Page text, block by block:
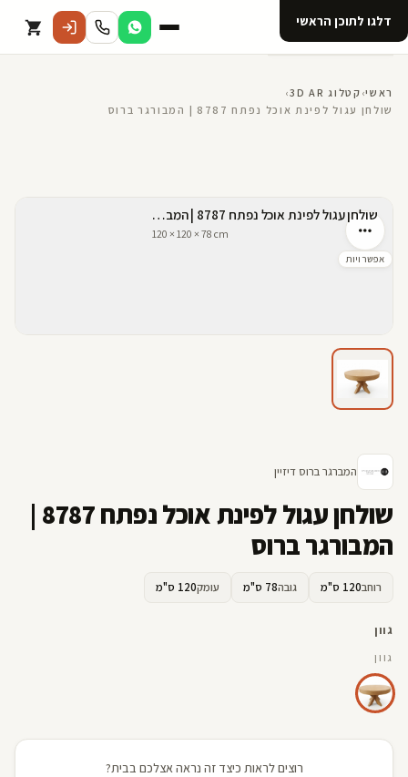
דלגו לתוכן הראשי
קטלוגראשי› קטלוג 3D AR
›
שולחן עגול לפינת אוכל נפתח 8787 | המבורגר ברוס
המברגר ברוס דיזיין
שולחן עגול לפינת אוכל נפתח 8787 |
המבורגר ברוס
רוחב120 ס"מ גובה78 ס"מ עומק120 ס"מ
גוון
גוון
רוצים לראות כיצד זה נראה אצלכם בבית?